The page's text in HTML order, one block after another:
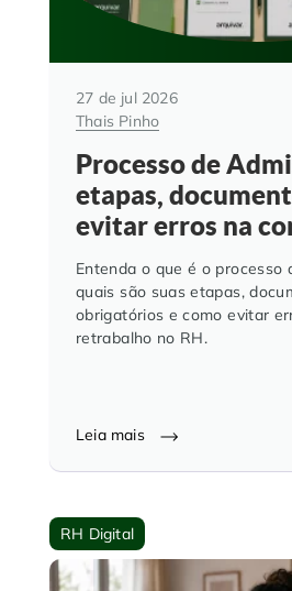
27 de jul 2026
Thais Pinho
Processo de
etapas,
evitar erros na
Entenda o que é o processo
quais são suas etapas,
obrigatórios e como evitar
retrabalho no RH.
Leia mais
RH Digital